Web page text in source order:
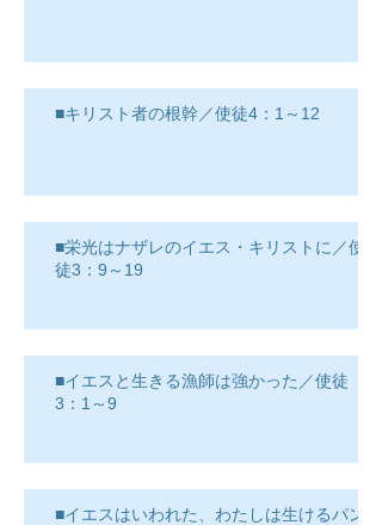
■キリスト者の根幹／使徒4：1～12
■栄光はナザレのイエス・キリストに／使
徒3：9～19
■イエスと生きる漁師は強かった／使徒
3：1～9
■イエスはいわれた、わたしは生けるパン